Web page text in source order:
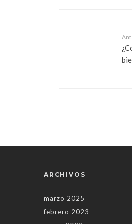
ARCHIVOS
marzo 2025
febrero 2023